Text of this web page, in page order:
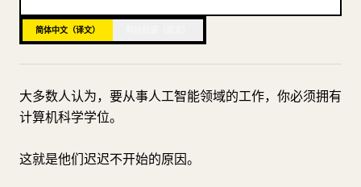
更新
简体中文（译文）
大多数人认为，要从事人工智能领域的工作，你必须拥有
计算机科学学位。
这就是他们迟迟不开始的原因。